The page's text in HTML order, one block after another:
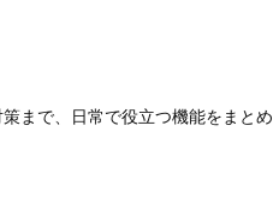
まで、日常で役立つ機能をまと